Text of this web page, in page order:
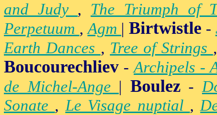
and Judy , The Triumph of
Perpetuum ,Agm |Birtwistle -
Earth Dances , Tree of Strings
Boucourechliev -Archipels -
de Michel-Ange | Boulez-
Sonate ,Le Visage nuptial ,